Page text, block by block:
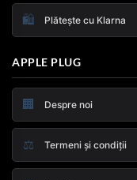
🛍️ Plătește cu Klarna
APPLE PLUG
🏢 Despre noi
⚖️ Termeni și condiții